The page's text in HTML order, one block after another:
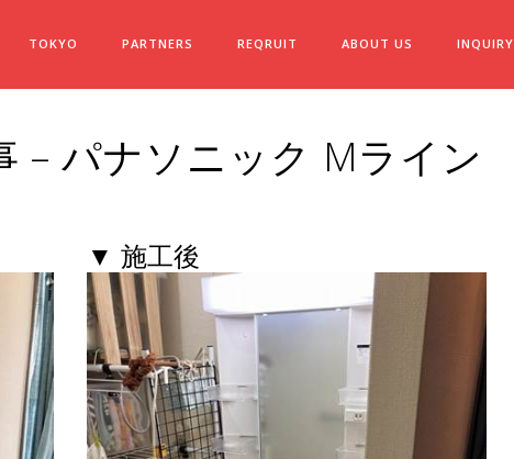
TOKYO PARTNERS REQRUIT ABOUT US INQUIRY
– パナソニック Mライン
▼ 施工後